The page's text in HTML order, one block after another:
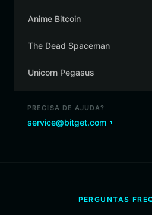
Anime Bitcoin
The Dead Spaceman
Unicorn Pegasus
PRECISA DE AJUDA?
service@bitget.com
PERGUNTAS